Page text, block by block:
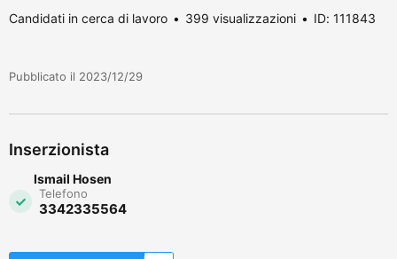
Candidati in cerca di lavoro 399 visualizzazioni ID: 111843
Pubblicato il 2023/12/29
Inserzionista
Ismail Hosen
Telefono
3342335564